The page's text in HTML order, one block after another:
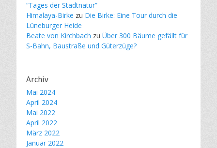
“Tages der Stadtnatur”
Himalaya-Birke zu Die Birke: Eine Tour durch die
Lüneburger Heide
Beate von Kirchbach zu Über 300 Bäume gefällt für
S-Bahn, Baustraße und Güterzüge?
Archiv
Mai 2024
April 2024
Mai 2022
April 2022
März 2022
Januar 2022